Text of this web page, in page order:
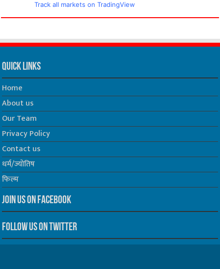
Track all markets on TradingView
Quick Links
Home
About us
Our Team
Privacy Policy
Contact us
धर्म/ज्योतिष
फिल्म
Join us on Facebook
Follow us on Twitter